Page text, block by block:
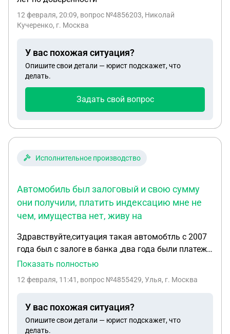
12 февраля, 20:09, вопрос №4856203, Николай
Кучеренко, г. Москва
У вас похожая ситуация?
Опишите свои детали — юрист подскажет, что
делать.
Задать свой вопрос
Исполнительное производство
Автомобиль был залоговый и свою сумму
они получили, платить индексацию мне не
чем, имущества нет, живу на
Здравствуйте,ситуация такая автомобтль с 2007
года был с залоге в банка ,два года были платежи
,после всвязи с финансовыми трудностями
возбуждении ип. В 2010. Ип было закрыто по ст
автомобиль изьяли судебные приставы на
основании яко бы Ип . Но Ип на тот момент было
Показать полностью
12 февраля, 11:41 , вопрос №4855429, Улья, г. Москва
У вас похожая ситуация?
Опишите свои детали — юрист подскажет, что
делать.